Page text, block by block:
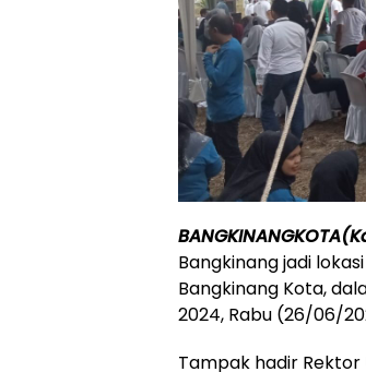
Bangkinang jadi
Bangkinang Kota,
2024, Rabu (26/06/
Tampak hadir Rektor